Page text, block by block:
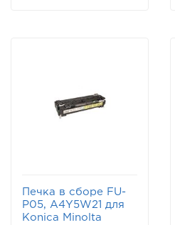
Печка в сборе FU-
P05, A4Y5W21 для
Konica Minolta